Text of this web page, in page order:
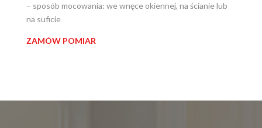
– sposób mocowania: we wnęce okiennej, na ścianie lub
na suficie
ZAMÓW POMIAR